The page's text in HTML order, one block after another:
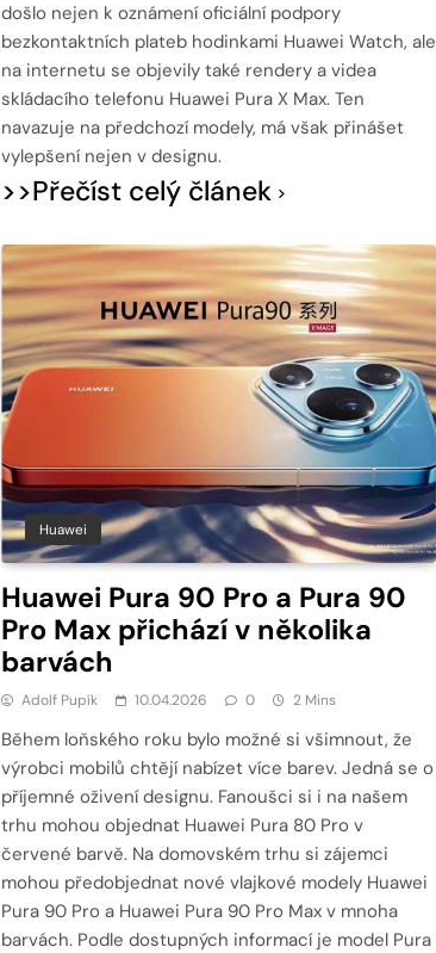
došlo nejen k oznámení oficiální podpory
bezkontaktních plateb hodinkami Huawei Watch, ale
na internetu se objevily také rendery a videa
skládacího telefonu Huawei Pura X Max. Ten
navazuje na předchozí modely, má však přinášet
vylepšení nejen v designu.
>>Přečíst celý článek
Huawei
Huawei Pura 90 Pro a Pura 90
Pro Max přichází v několika
barvách
Adolf Pupík 10.04.2026 0 2 Mins
Během loňského roku bylo možné si všimnout, že
výrobci mobilů chtějí nabízet více barev. Jedná se o
příjemné oživení designu. Fanoušci si i na našem
trhu mohou objednat Huawei Pura 80 Pro v
červené barvě. Na domovském trhu si zájemci
mohou předobjednat nové vlajkové modely Huawei
Pura 90 Pro a Huawei Pura 90 Pro Max v mnoha
barvách. Podle dostupných informací je model Pura